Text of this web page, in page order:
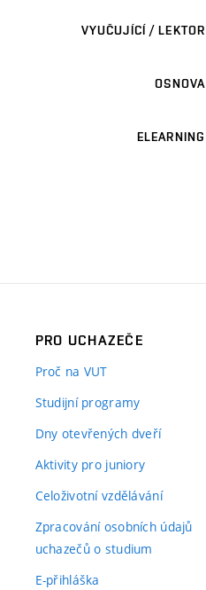
VYUČUJÍCÍ / LEKTOR
OSNOVA
ELEARNING
PRO UCHAZEČE
Proč na VUT
Studijní programy
Dny otevřených dveří
Aktivity pro juniory
Celoživotní vzdělávání
Zpracování osobních údajů
uchazečů o studium
E-přihláška